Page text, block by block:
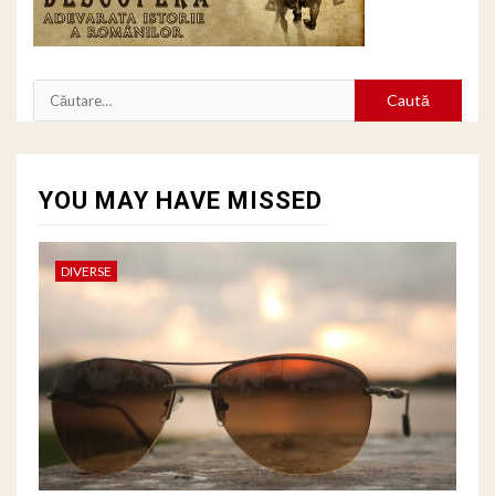
Caută
după:
YOU MAY HAVE MISSED
DIVERSE